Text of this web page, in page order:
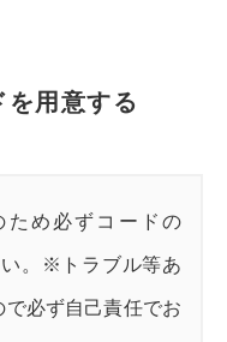
用意する
ため必ずコードの
。※トラブル等あ
必ず自己責任でお